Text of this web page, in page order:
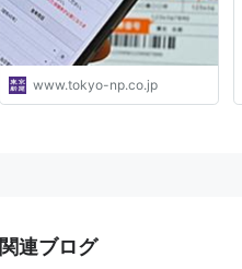
www.tokyo-np.co.jp
関連ブログ